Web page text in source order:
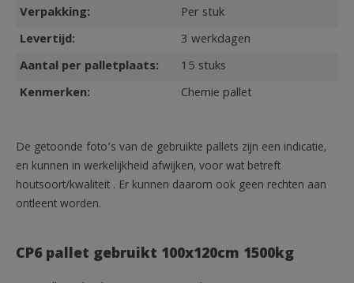
Verpakking:
Per stuk
Levertijd:
3 werkdagen
Aantal per palletplaats:
15 stuks
Kenmerken:
Chemie pallet
De getoonde foto’s van de gebruikte pallets zijn een indicatie,
en kunnen in werkelijkheid afwijken, voor wat betreft
houtsoort/kwaliteit . Er kunnen daarom ook geen rechten aan
ontleent worden.
CP6 pallet gebruikt 100x120cm 1500kg